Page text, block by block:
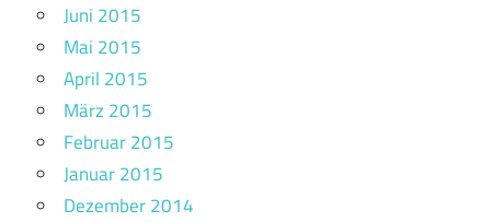
Juni 2015
Mai 2015
April 2015
März 2015
Februar 2015
Januar 2015
Dezember 2014